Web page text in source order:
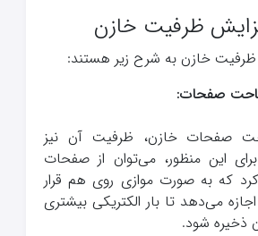
ظرفیت خازن
خازن به شرح زیر هستند:
صفحات:
صفحات خازن، ظرفیت آن نیز
این منظور، می‌توان از صفحات
کرد که به صورت موازی روی هم قرار
می‌دهد تا بار الکتریکی بیشتری
ذخیره شود.